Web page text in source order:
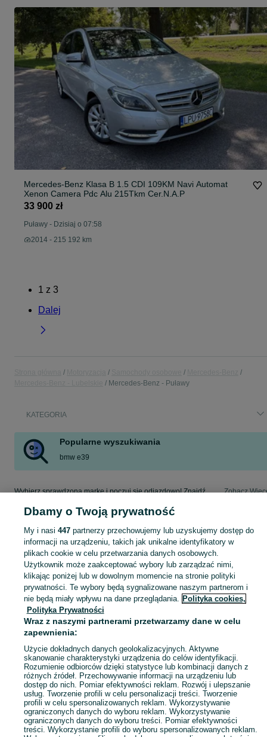
Mercedes-Benz Klasa B 1.5 CDI 109KM Navi Automat
Xenon Camera Pdc Alu 215Tkm Cer.N.A.P
33 900 zł
Puławy - Dzisiaj o 07:58
2014 - 215 192 km
1 z 3
Dalej
Mercedes-Benz - Puławy
KATEGORIA
Popularne wyszukiwania
bmw e39
Wybierz sprawdzoną markę i poczuj się odjazdowo! Znajdź wymarzony samochód w kategorii Mercedes-Benz na OLX - Puławy i okolice! Zobacz
Mapa kategorii
Mapa miejscowości
Mapa ministron
Popularne wyszukiwania
Dbamy o Twoją prywatność
My i nasi 447partnerzy przechowujemy lub uzyskujemy dostęp do
informacji na urządzeniu, takich jak unikalne identyfikatory w
plikach cookie w celu przetwarzania danych osobowych.
Użytkownik może zaakceptować wybory lub zarządzać nimi,
klikając poniżej lub w dowolnym momencie na stronie polityki
prywatności. Te wybory będą sygnalizowane naszym partnerom i
nie będą miały wpływu na dane przeglądania. Polityka cookies,
Polityka Prywatności
Wraz z naszymi partnerami przetwarzamy dane w celu
zapewnienia:
Użycie dokładnych danych geolokalizacyjnych. Aktywne
skanowanie charakterystyki urządzenia do celów identyfikacji.
Rozumienie odbiorców dzięki statystyce lub kombinacji danych z
różnych źródeł. Przechowywanie informacji na urządzeniu lub
dostęp do nich. Pomiar efektywności reklam. Rozwój i ulepszanie
usług. Tworzenie profili w celu personalizacji treści. Tworzenie
profili w celu spersonalizowanych reklam. Wykorzystywanie
ograniczonych danych do wyboru reklam. Wykorzystywanie
ograniczonych danych do wyboru treści. Pomiar efektywności
treści. Wykorzystanie profili do wyboru spersonalizowanych reklam.